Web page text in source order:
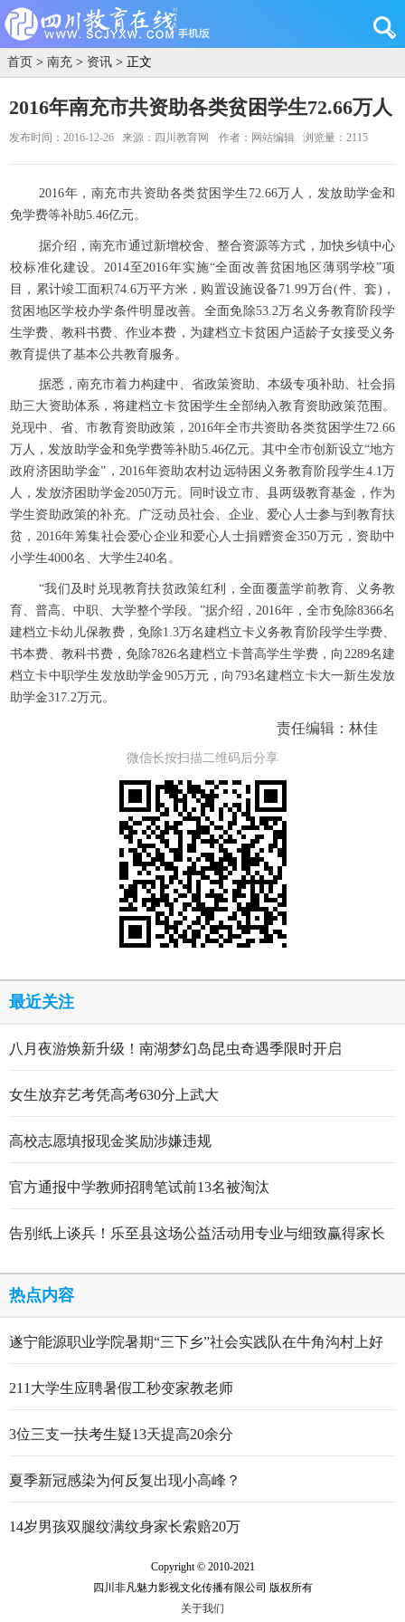
首页 > 南充 > 资讯 > 正文
2016年南充市共资助各类贫困学生72.66万人
发布时间：2016-12-26 来源：四川教育网 作者：网站编辑 浏览量：2115
2016年，南充市共资助各类贫困学生72.66万人，发放助学金和
免学费等补助5.46亿元。
据介绍，南充市通过新增校舍、整合资源等方式，加快乡镇中心
校标准化建设。2014至2016年实施“全面改善贫困地区薄弱学校”项
目，累计竣工面积74.6万平方米，购置设施设备71.99万台(件、套)，
贫困地区学校办学条件明显改善。全面免除53.2万名义务教育阶段学
生学费、教科书费、作业本费，为建档立卡贫困户适龄子女接受义务
教育提供了基本公共教育服务。
据悉，南充市着力构建中、省政策资助、本级专项补助、社会捐
助三大资助体系，将建档立卡贫困学生全部纳入教育资助政策范围。
兑现中、省、市教育资助政策，2016年全市共资助各类贫困学生72.66
万人，发放助学金和免学费等补助5.46亿元。其中全市创新设立“地方
政府济困助学金”，2016年资助农村边远特困义务教育阶段学生4.1万
人，发放济困助学金2050万元。同时设立市、县两级教育基金，作为
学生资助政策的补充。广泛动员社会、企业、爱心人士参与到教育扶
贫，2016年筹集社会爱心企业和爱心人士捐赠资金350万元，资助中
小学生4000名、大学生240名。
“我们及时兑现教育扶贫政策红利，全面覆盖学前教育、义务教
育、普高、中职、大学整个学段。”据介绍，2016年，全市免除8366名
建档立卡幼儿保教费，免除1.3万名建档立卡义务教育阶段学生学费、
书本费、教科书费，免除7826名建档立卡普高学生学费，向2289名建
档立卡中职学生发放助学金905万元，向793名建档立卡大一新生发放
助学金317.2万元。
责任编辑：林佳
微信长按扫描二维码后分享
最近关注
八月夜游焕新升级！南湖梦幻岛昆虫奇遇季限时开启
女生放弃艺考凭高考630分上武大
高校志愿填报现金奖励涉嫌违规
官方通报中学教师招聘笔试前13名被淘汰
告别纸上谈兵！乐至县这场公益活动用专业与细致赢得家长
热点内容
遂宁能源职业学院暑期“三下乡”社会实践队在牛角沟村上好
211大学生应聘暑假工秒变家教老师
3位三支一扶考生疑13天提高20余分
夏季新冠感染为何反复出现小高峰？
14岁男孩双腿纹满纹身家长索赔20万
Copyright © 2010-2021
四川非凡魅力影视文化传播有限公司 版权所有
关于我们